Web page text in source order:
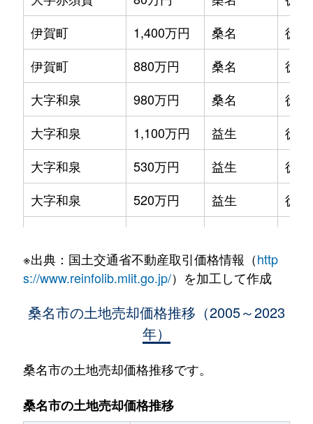
伊賀町
1,400万円 桑名
徒
伊賀町
880万円 桑名
徒
大字和泉
980万円 桑名
徒
大字和泉
1,100万円 益生
徒
大字和泉
530万円 益生
徒
大字和泉
520万円 益生
徒
大字和泉
1,500万円 益生
3,000万円
一色町
860万円
今中町
700万円
※出典：国土交通省不動産取引価格情報（http
s://www.reinfolib.mlit.go.jp/）を加工して作成
桑名市の土地売却価格推移（2005～2023
年）
桑名市の土地売却価格推移です。
桑名市の土地売却価格推移